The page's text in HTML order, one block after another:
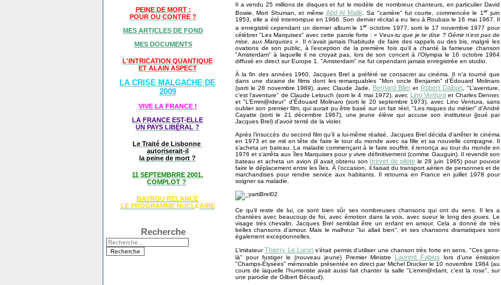
PEINE DE MORT :
POUR OU CONTRE ?
MES ARTICLES DE FOND
MES DOCUMENTS
L'INTRICATION QUANTIQUE
ET ALAIN ASPECT
LA CRISE MALGACHE DE
2009
VIVE LA FRANCE !
LA FRANCE EST-ELLE
UN PAYS LIBÉRAL ?
Le Traité de Lisbonne
autoriserait-il
la peine de mort ?
11 SEPTEMBRRE 2001,
COMPLOT ?
BAYROU RELANCE
LE PROGRAMME NUCLÉAIRE
Recherche
Il a vendu 25 millions de disques et fut le modèle de nombreux chanteurs, en particulier David
Bowie, Mort Shuman, et même Abd Al Malik. Sa "carrière" fut courte, commencée le 1erjuin
1953, elle a été interrompue en 1966. Son dernier récital a eu lieu à Roubaix le 16 mai 1967. Il
a enregistré cependant un dernier album le 1er octobre 1977, sorti le 17 novembre 1977 pour
célébrer "Les Marquises" avec cette parole forte : « Veux-tu que je te dise ? Gémir n’est pas de
mise, aux Marquises »
. Il n’avait jamais l’habitude de faire des rappels ou des bis, malgré les
ovations de son public, à l’exception de la première fois qu’il a chanté la fameuse chanson
"Amsterdam" à laquelle il ne croyait pas, lors de son concert à l’Olympia le 16 octobre 1964
diffusé en direct sur Europe 1. "Amsterdam" ne fut cependant jamais enregistrée en studio.
À la fin des années 1960, Jacques Brel a préféré se consacrer au cinéma. Il n’a tourné que
dans une dizaine de films dont les remarquables "Mon oncle Benjamin" d’Édouard Molinaro
(sorti le 28 novembre 1969), avec Claude Jade,
Bernard Blieret Robert Dalban , "L’aventure,
c’est l’aventure" de Claude Lelouch (sorti le 4 mai 1972), avec Lino Ventura et Charles Denner,
et "L’Emm@rdeur" d’Édouard Molinaro (sorti le 20 septembre 1973), avec Lino Ventura, sans
oublier son premier film, qui aurait pu être basé sur un fait réel, "Les risques du métier" d’André
Cayatte (sorti le 21 décembre 1967), une jeune élève qui accuse son instituteur (joué par
Jacques Brel) d’avoir tenté de la violer.
Après l’insuccès du second film qu’il a lui-même réalisé, Jacques Brel décida d’arrêter le cinéma
en 1973 et se mit en tête de faire le tour du monde avec sa fille et sa nouvelle compagne. Il
s’acheta un bateau. La maladie commençant à le faire souffrir, il renonça au tour du monde en
1976 et s’arrêta aux îles Marquises pour y vivre définitivement (comme Gauguin). Il revendit son
bateau et acheta un avion (il avait obtenu son brevet de pilote le 28 juin 1965) pour pouvoir
faire le déplacement entre les îles. À l’occasion, il faisait du transport aérien de personnes et de
marchandises pour rendre service aux habitants. Il retourna en France en juillet 1978 pour
soigner sa maladie.
Ce qu’il reste de lui, ce sont bien sûr ses nombreuses chansons qui ont du sens. Il les a
chantées avec beaucoup de foi, avec émotion dans la voix, avec sueur le long des joues. Le
visage très chevalin, Jacques Brel semblait être un enfant en amour. Cela a donné de très
belles chansons d’amour. Mais le malheur "lui allait bien", et ses chansons dramatiques sont
également exceptionnelles.
L’imitateurThierry Le Luron s’était permis d’utiliser une chanson très forte en sens, "Ces gens-
là" pour fustiger le (nouveau jeune) Premier Ministre
Laurent Fabius lors d’une émission
"Champs-Élysées" mémorable présentée en direct par Michel Drucker le 10 novembre 1984 (au
cours de laquelle l’humoriste avait aussi fait chanter la salle "L’emm@rdant, c’est la rose", sur
une parodie de Gilbert Bécaud).